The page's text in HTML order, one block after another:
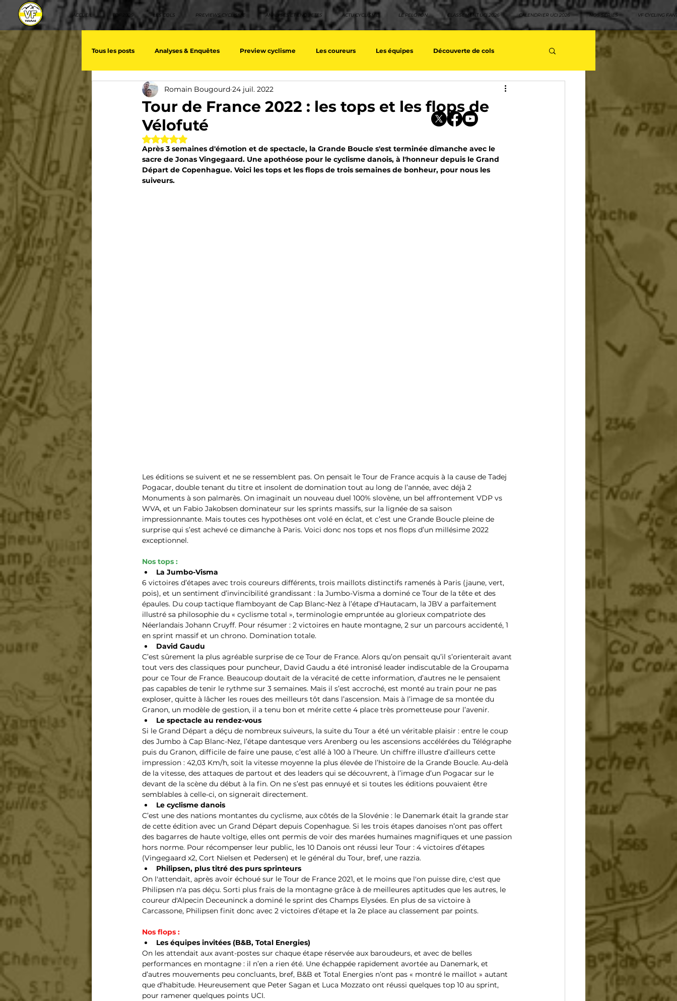
ACCUEIL TDF 2026 LES COLS PREVIEWS CYCLISME ANALYSES ET ENQUETES ACTU CYCLISME LE PELOTON CLASSEMENT UCI 2026 CALENDRIER UCI 2026 NOS SÉRIES VF CYCLING
Tous les posts Analyses & Enquêtes Preview cyclisme Les coureurs Les équipes Découverte de cols
Les voix du cyclisme Géopolitique Les Tuto cyclisme Nos séries - Coureurs sans GT
Nos séries - Baroudeurs Meilleurs équipes
Giro d'Italia TDF La vuelta / Tour d'Espagne Rétro Quizz EpopeeVF Actu cyclisme
Tour de France 2022 : les tops et les flops de
Vélofuté
Romain Bougourd 24 juil. 2022
Noté NaN étoiles sur 5.
Après 3 semaines d'émotion et de spectacle, la Grande Boucle s'est terminée dimanche avec le
sacre de Jonas Vingegaard. Une apothéose pour le cyclisme danois, à l'honneur depuis le Grand
Départ de Copenhague. Voici les tops et les flops de trois semaines de bonheur, pour nous les
suiveurs.
Les éditions se suivent et ne se ressemblent pas. On pensait le Tour de France acquis à la cause de Tadej
Pogacar, double tenant du titre et insolent de domination tout au long de l’année, avec déjà 2
Monuments à son palmarès. On imaginait un nouveau duel 100% slovène, un bel affrontement VDP vs
WVA, et un Fabio Jakobsen dominateur sur les sprints massifs, sur la lignée de sa saison
impressionnante. Mais toutes ces hypothèses ont volé en éclat, et c’est une Grande Boucle pleine de
surprise qui s’est achevé ce dimanche à Paris. Voici donc nos tops et nos flops d’un millésime 2022
exceptionnel.
Nos tops :
La Jumbo-Visma
6 victoires d’étapes avec trois coureurs différents, trois maillots distinctifs ramenés à Paris (jaune, vert,
pois), et un sentiment d’invincibilité grandissant : la Jumbo-Visma a dominé ce Tour de la tête et des
épaules. Du coup tactique flamboyant de Cap Blanc-Nez à l’étape d’Hautacam, la JBV a parfaitement
illustré sa philosophie du « cyclisme total », terminologie empruntée au glorieux compatriote des
Néerlandais Johann Cruyff. Pour résumer : 2 victoires en haute montagne, 2 sur un parcours accidenté, 1
en sprint massif et un chrono. Domination totale.
David Gaudu
C’est sûrement la plus agréable surprise de ce Tour de France. Alors qu’on pensait qu’il s’orienterait avant
tout vers des classiques pour puncheur, David Gaudu a été intronisé leader indiscutable de la Groupama
pour ce Tour de France. Beaucoup doutait de la véracité de cette information, d’autres ne le pensaient
pas capables de tenir le rythme sur 3 semaines. Mais il s’est accroché, est monté au train pour ne pas
exploser, quitte à lâcher les roues des meilleurs tôt dans l’ascension. Mais à l’image de sa montée du
Granon, un modèle de gestion, il a tenu bon et mérite cette 4 place très prometteuse pour l’avenir.
Le spectacle au rendez-vous
Si le Grand Départ a déçu de nombreux suiveurs, la suite du Tour a été un véritable plaisir : entre le coup
des Jumbo à Cap Blanc-Nez, l’étape dantesque vers Arenberg ou les ascensions accélérées du Télégraphe
puis du Granon, difficile de faire une pause, c’est allé à 100 à l’heure. Un chiffre illustre d’ailleurs cette
impression : 42,03 Km/h, soit la vitesse moyenne la plus élevée de l’histoire de la Grande Boucle. Au-delà
de la vitesse, des attaques de partout et des leaders qui se découvrent, à l’image d’un Pogacar sur le
devant de la scène du début à la fin. On ne s’est pas ennuyé et si toutes les éditions pouvaient être
semblables à celle-ci, on signerait directement.
Le cyclisme danois
C’est une des nations montantes du cyclisme, aux côtés de la Slovénie : le Danemark était la grande star
de cette édition avec un Grand Départ depuis Copenhague. Si les trois étapes danoises n’ont pas offert
des bagarres de haute voltige, elles ont permis de voir des marées humaines magnifiques et une passion
hors norme. Pour récompenser leur public, les 10 Danois ont réussi leur Tour : 4 victoires d’étapes
(Vingegaard x2, Cort Nielsen et Pedersen) et le général du Tour, bref, une razzia.
Philipsen, plus titré des purs sprinteurs
On l'attendait, après avoir échoué sur le Tour de France 2021, et le moins que l'on puisse dire, c'est que
Philipsen n'a pas déçu. Sorti plus frais de la montagne grâce à de meilleures aptitudes que les autres, le
coureur d'Alpecin Deceuninck a dominé le sprint des Champs Elysées. En plus de sa victoire à
Carcassone, Philipsen finit donc avec 2 victoires d’étape et la 2e place au classement par points.
Nos flops :
Les équipes invitées (B&B, Total Energies)
On les attendait aux avant-postes sur chaque étape réservée aux baroudeurs, et avec de belles
performances en montagne : il n’en a rien été. Une échappée rapidement avortée au Danemark, et
d’autres mouvements peu concluants, bref, B&B et Total Energies n’ont pas « montré le maillot » autant
que d’habitude. Heureusement que Peter Sagan et Luca Mozzato ont réussi quelques top 10 au sprint,
pour ramener quelques points UCI.